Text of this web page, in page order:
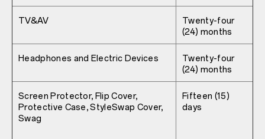
TV&AV
Twenty-four
(24) months
Headphones and Electric Devices
Twenty-four
(24) months
Screen Protector, Flip Cover,
Protective Case, StyleSwap Cover,
Swag
Fifteen (15)
days